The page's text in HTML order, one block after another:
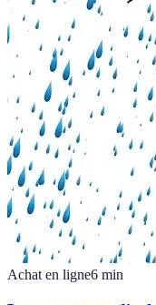
Achat en ligne6 min